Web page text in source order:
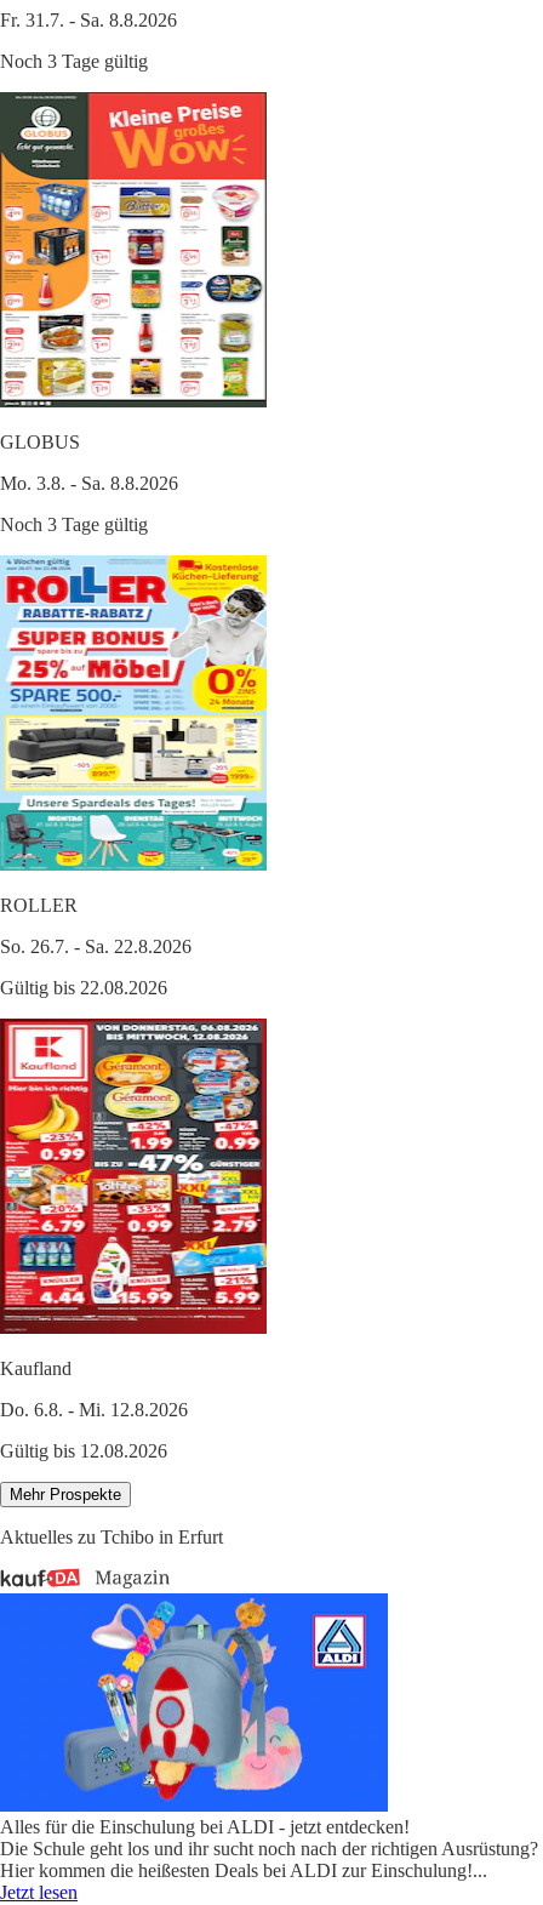
Fr. 31.7. - Sa. 8.8.2026
Noch 3 Tage gültig
GLOBUS
Mo. 3.8. - Sa. 8.8.2026
Noch 3 Tage gültig
ROLLER
So. 26.7. - Sa. 22.8.2026
Gültig bis 22.08.2026
Kaufland
Do. 6.8. - Mi. 12.8.2026
Gültig bis 12.08.2026
Mehr Prospekte
Aktuelles zu Tchibo in Erfurt
Alles für die Einschulung bei ALDI - jetzt entdecken!
Die Schule geht los und ihr sucht noch nach der richtigen Ausrüstung?
Hier kommen die heißesten Deals bei ALDI zur Einschulung!...
Jetzt lesen